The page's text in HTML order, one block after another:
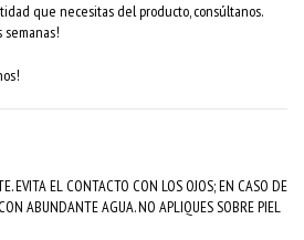
que necesitas del producto, consúltanos.
semanas!
EVITA EL CONTACTO CON LOS OJOS; EN CASO DE
ABUNDANTE AGUA. NO APLIQUES SOBRE PIEL